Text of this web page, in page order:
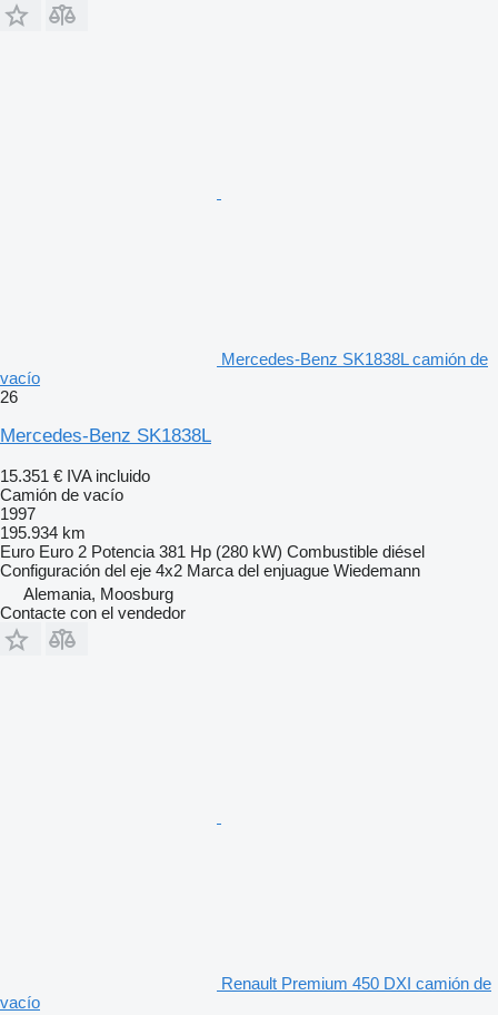
Mercedes-Benz SK1838L camión de
vacío
26
Mercedes-Benz SK1838L
15.351 € IVA incluido
Camión de vacío
1997
195.934 km
Euro Euro 2 Potencia 381 Hp (280 kW) Combustible diésel
Configuración del eje 4x2 Marca del enjuague Wiedemann
Alemania, Moosburg
Contacte con el vendedor
Renault Premium 450 DXI camión de
vacío